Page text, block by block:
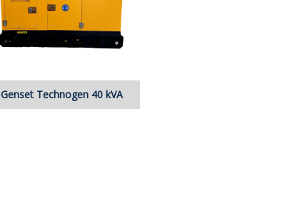
Genset Technogen 40 kVA